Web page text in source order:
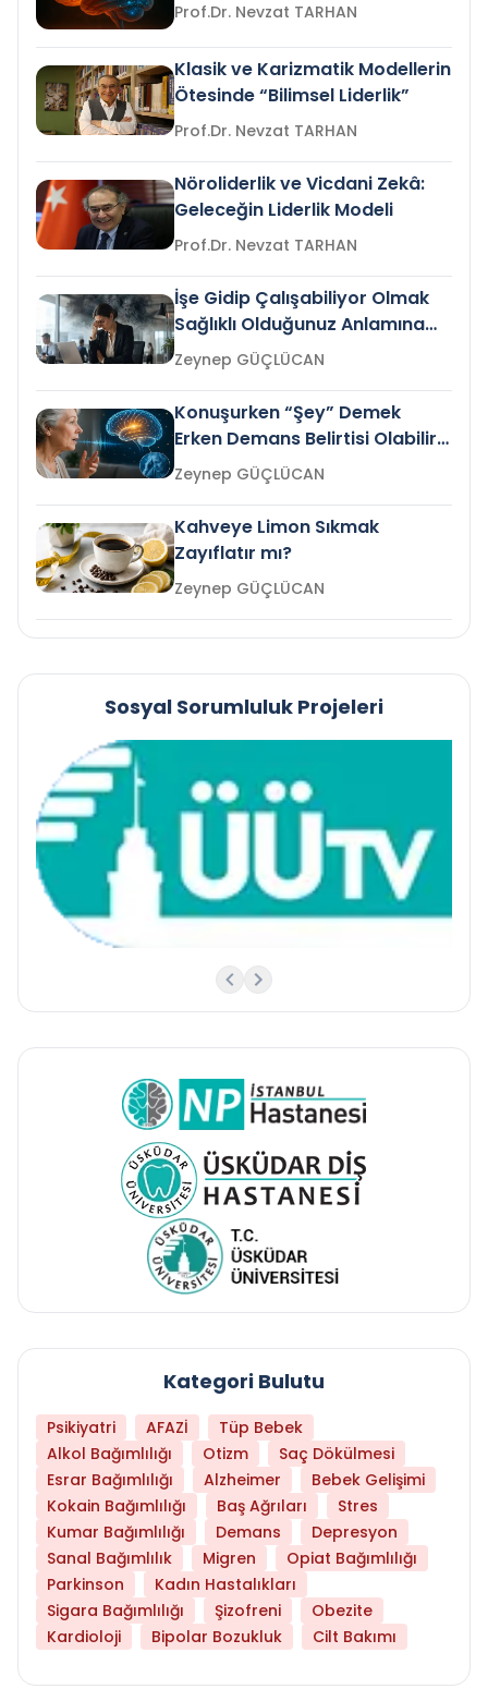
Prof.Dr. Nevzat TARHAN
Klasik ve Karizmatik Modellerin
Ötesinde “Bilimsel Liderlik”
Prof.Dr. Nevzat TARHAN
Nöroliderlik ve Vicdani Zekâ:
Geleceğin Liderlik Modeli
Prof.Dr. Nevzat TARHAN
İşe Gidip Çalışabiliyor Olmak
Sağlıklı Olduğunuz Anlamına
Gelir mi?Zeynep GÜÇLÜCAN
Konuşurken “Şey” Demek
Erken Demans Belirtisi Olabilir
mi?
Zeynep GÜÇLÜCAN
Kahveye Limon Sıkmak
Zayıflatır mı?
Zeynep GÜÇLÜCAN
Sosyal Sorumluluk Projeleri
Kategori Bulutu
Psikiyatri AFAZİ
Tüp Bebek
Alkol Bağımlılığı
Otizm
Saç Dökülmesi
Esrar Bağımlılığı
Alzheimer
Bebek Gelişimi
Kokain Bağımlılığı
Baş Ağrıları
Stres
Kumar Bağımlılığı
Demans
Depresyon
Sanal Bağımlılık
Migren
Opiat Bağımlılığı
Parkinson
Kadın Hastalıkları
Sigara Bağımlılığı
Şizofreni
Obezite
Kardioloji
Bipolar Bozukluk Cilt Bakımı